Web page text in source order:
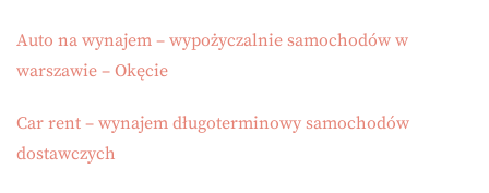
Auto na wynajem – wypożyczalnie samochodów w
warszawie – Okęcie
Car rent – wynajem długoterminowy samochodów
dostawczych